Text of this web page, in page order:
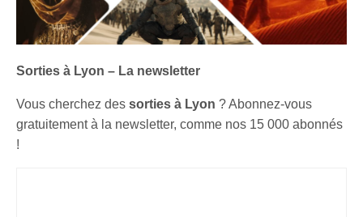
Sorties à Lyon – La newsletter
Vous cherchez dessorties à Lyon ? Abonnez-vous
gratuitement à la newsletter, comme nos 15 000 abonnés
!